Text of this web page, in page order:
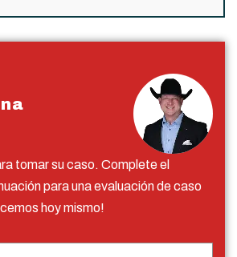
tomar su caso. Complete el
para una evaluación de caso
hoy mismo!